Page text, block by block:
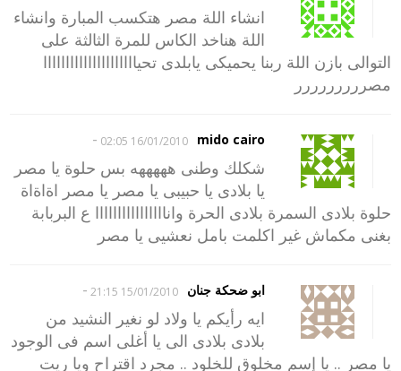
انشاء اللة مصر هتكسب المبارة وانشاء
اللة هناخد الكاس للمرة الثالثة على
التوالى بازن اللة ربنا يحميكى يابلدى تحيااااااااااااااااااااا
مصررررررررر
mido cairo
16/01/2010 02:05
-
شكلك وطنى هههههه بس حلوة يا مصر
يا بلادى يا حبيبى يا مصر يا مصر اةاةاة
حلوة بلادى السمرة بلادى الحرة واناااااااااااااااا ع البربابة
بغنى مكماش غير اكلمت بامل نعشيى يا مصر
ابو ضحكة جنان 15/01/2010 21:15
-
ايه رأيكم يا ولاد لو نغير النشيد من
بلادى بلادى الى يا أغلى اسم فى الوجود
يا مصر .. يا إسم مخلوق للخلود .. مجرد اقتراح ويا ريت